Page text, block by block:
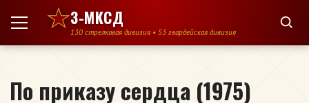
Перейти к содержимому
3-МКСД
130 стрелковая дивизия • 53 гвардейская дивизия
По приказу сердца (1975)